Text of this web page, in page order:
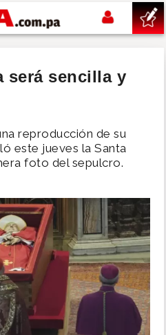
será sencilla y
reproducción de su
este jueves la Santa
foto del sepulcro.